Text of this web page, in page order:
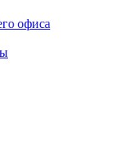
офиса